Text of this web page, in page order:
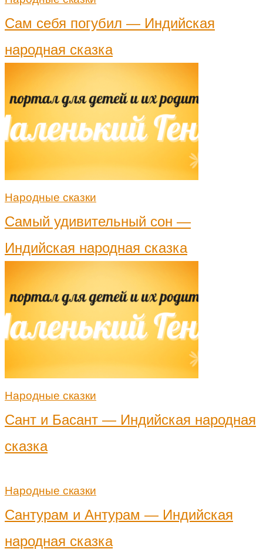
Сам себя погубил — Индийская
народная сказка
Народные сказки
Самый удивительный сон —
Индийская народная сказка
Народные сказки
Сант и Басант — Индийская народная
сказка
Народные сказки
Сантурам и Антурам — Индийская
народная сказка